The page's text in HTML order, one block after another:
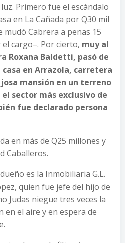
Primero fue el escándalo
en La Cañada por Q30 mil
mudó Cabrera a penas 15
cargo–. Por cierto, muy al
Roxana Baldetti, pasó de
en Arrazola, carretera
mansión en un terreno
sector más exclusivo de
fue declarado persona
en más de Q25 millones y
Caballeros.
es la Inmobiliaria G.L.
quien fue jefe del hijo de
Judas niegue tres veces la
en el aire y en espera de